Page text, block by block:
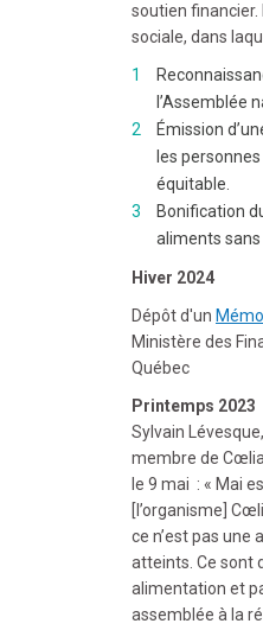
soutien
sociale, dans
l’Assemblée
Émission
les
équitable.
Bonification
aliments
Hiver 2024
Dépôt d'un
Ministère des
Québec
Printemps 2023
Sylvain
membre de
le 9 mai : « Mai
[l’organisme]
ce n’est pas une
atteints. Ce sont
alimentation et
assemblée à la